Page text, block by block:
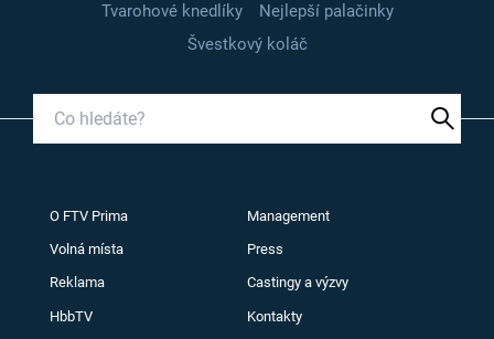
Tvarohové knedlíky
Nejlepší palačinky
Švestkový koláč
O FTV Prima Management
Volná místa Press
Reklama Castingy a výzvy
HbbTV Kontakty